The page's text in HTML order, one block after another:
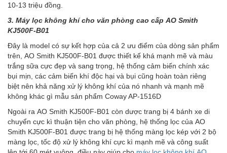
10-13 triệu đồng.
3. Máy lọc không khí cho văn phòng cao cấp AO Smith
KJ500F-B01
Đây là model có sự kết hợp của cả 2 ưu điểm của dòng sản phẩm
trên, AO Smith KJ500F-B01 được thiết kế khá mạnh mẽ và màu
trắng sữa cực đẹp và sang trọng, hệ thống cảm biến chính xác
bụi mịn, các cảm biến khí độc hại và bụi cũng hoàn toàn riêng
biệt nên khả năng xử lý không khí của nó nhanh và mạnh mẽ
không khác gì mẫu sản phẩm Coway AP-1516D
Ngoài ra AO Smith KJ500F-B01 còn dược trang bị 4 bánh xe di
chuyển cực kì thuận tiện cho văn phòng, hệ thống lọc của AO
Smith KJ500F-B01 được trang bị hệ thống màng lọc kép với 2 bộ
màng lọc, tốc độ xử lý không khí cực kì mạnh mẽ và công suất